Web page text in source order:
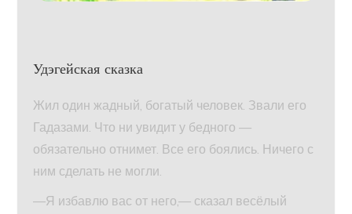
Удэгейская сказка
Жил один жадный, богатый человек. Звали его
Гадазами. Что ни увидит у бедного —
обязательно отнимет. Все его боялись. Ничего с
ним сделать не могли.
—Я избавлю вас от него,— сказал весёлый